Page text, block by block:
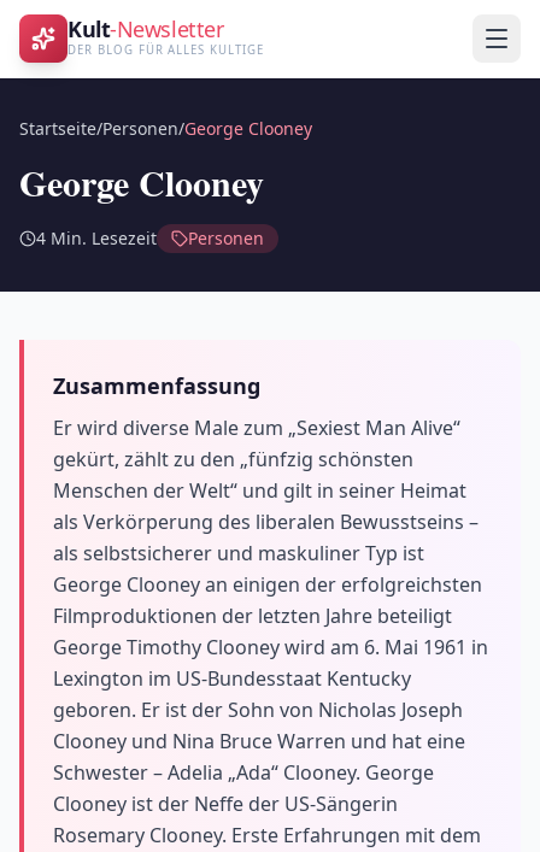
Kult-Newsletter
DER BLOG FÜR ALLES KULTIGE
Startseite/Personen/George Clooney
George Clooney
4 Min. Lesezeit Personen
Zusammenfassung
Er wird diverse Male zum „Sexiest Man Alive“
gekürt, zählt zu den „fünfzig schönsten
Menschen der Welt“ und gilt in seiner Heimat
als Verkörperung des liberalen Bewusstseins –
als selbstsicherer und maskuliner Typ ist
George Clooney an einigen der erfolgreichsten
Filmproduktionen der letzten Jahre beteiligt
George Timothy Clooney wird am 6. Mai 1961 in
Lexington im US-Bundesstaat Kentucky
geboren. Er ist der Sohn von Nicholas Joseph
Clooney und Nina Bruce Warren und hat eine
Schwester – Adelia „Ada“ Clooney. George
Clooney ist der Neffe der US-Sängerin
Rosemary Clooney. Erste Erfahrungen mit dem